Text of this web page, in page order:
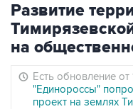
Развитие
на
Есть обновление от
"Единороссы"
проект на землях